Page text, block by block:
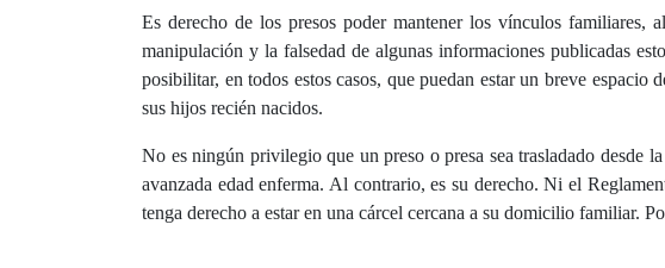
Es derecho de los presos poder mantener los vínculos
manipulación y la falsedad de algunas informaciones publicadas
posibilitar, en todos estos casos, que puedan estar un breve
sus hijos recién nacidos.
No es ningún privilegio que un preso o presa sea trasladado desde
avanzada edad enferma. Al contrario, es su derecho. Ni el
tenga derecho a estar en una cárcel cercana a su domicilio familiar.